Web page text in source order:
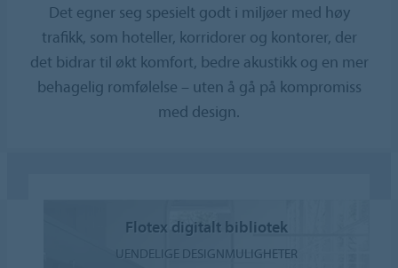
Det egner seg spesielt godt i miljøer med høy
trafikk, som hoteller, korridorer og kontorer, der
det bidrar til økt komfort, bedre akustikk og en mer
behagelig romfølelse – uten å gå på kompromiss
med design.
Flotex digitalt bibliotek
UENDELIGE DESIGNMULIGHETER